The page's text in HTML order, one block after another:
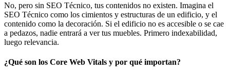
No, pero sin SEO Técnico, tus contenidos no existen. Imagina el
SEO Técnico como los cimientos y estructuras de un edificio, y el
contenido como la decoración. Si el edificio no es accesible o se cae
a pedazos, nadie entrará a ver tus muebles. Primero indexabilidad,
luego relevancia.
¿Qué son los Core Web Vitals y por qué importan?